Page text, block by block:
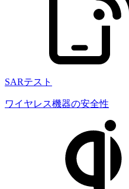
SARテスト
ワイヤレス機器の安全性